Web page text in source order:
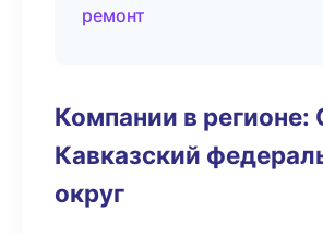
ремонт
Компании в регионе:
Кавказский
округ